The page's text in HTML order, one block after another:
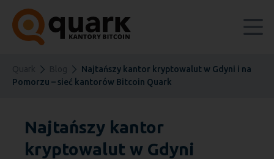
Najtańszy kantor kryptowalut w Gdyni i na
Pomorzu – sieć kantorów Bitcoin Quark
Najtańszy kantor
kryptowalut w Gdyni